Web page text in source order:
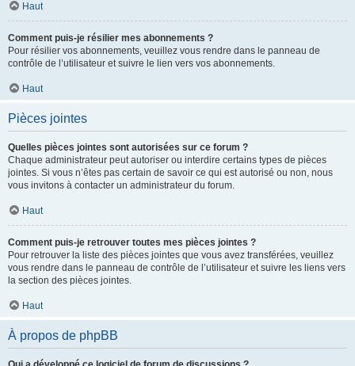
Haut
Comment puis-je résilier mes abonnements ?
Pour résilier vos abonnements, veuillez vous rendre dans le panneau de
contrôle de l’utilisateur et suivre le lien vers vos abonnements.
Haut
Pièces jointes
Quelles pièces jointes sont autorisées sur ce forum ?
Chaque administrateur peut autoriser ou interdire certains types de pièces
jointes. Si vous n’êtes pas certain de savoir ce qui est autorisé ou non, nous
vous invitons à contacter un administrateur du forum.
Haut
Comment puis-je retrouver toutes mes pièces jointes ?
Pour retrouver la liste des pièces jointes que vous avez transférées, veuillez
vous rendre dans le panneau de contrôle de l’utilisateur et suivre les liens vers
la section des pièces jointes.
Haut
À propos de phpBB